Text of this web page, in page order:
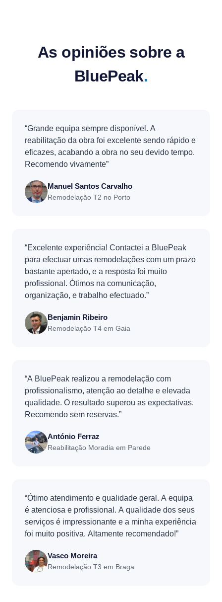
As opiniões sobre a
BluePeak.
“Grande equipa sempre disponível. A
reabilitação da obra foi excelente sendo rápido e
eficazes, acabando a obra no seu devido tempo.
Recomendo vivamente”
Manuel Santos Carvalho
Remodelação T2 no Porto
“Excelente experiência! Contactei a BluePeak
para efectuar umas remodelações com um prazo
bastante apertado, e a resposta foi muito
profissional. Ótimos na comunicação,
organização, e trabalho efectuado.”
Benjamin Ribeiro
Remodelação T4 em Gaia
“A BluePeak realizou a remodelação com
profissionalismo, atenção ao detalhe e elevada
qualidade. O resultado superou as expectativas.
Recomendo sem reservas.”
António Ferraz
Reabilitação Moradia em Parede
“Ótimo atendimento e qualidade geral. A equipa
é atenciosa e profissional. A qualidade dos seus
serviços é impressionante e a minha experiência
foi muito positiva. Altamente recomendado!”
Vasco Moreira
Remodelação T3 em Braga